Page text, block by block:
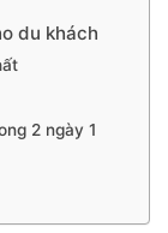
du khách
2 ngày 1